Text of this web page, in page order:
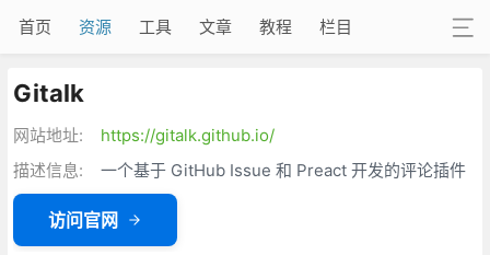
首页 资源 工具 文章 教程 栏目
Gitalk
网站地址:
https://gitalk.github.io/
描述信息:
一个基于 GitHub Issue 和 Preact 开发的评论插件
访问官网